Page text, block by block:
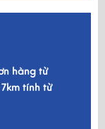
hàng từ
tính từ